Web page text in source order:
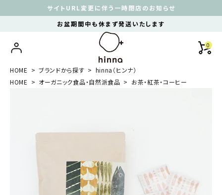
サイトURL変更に伴う一時閉店のお知らせ
お盆期間中も休まず発送いたします
0
HOME ブランドから探す
hinna（ヒンナ）
HOME
オーガニック食品・自然派食品 お茶・紅茶・コーヒー